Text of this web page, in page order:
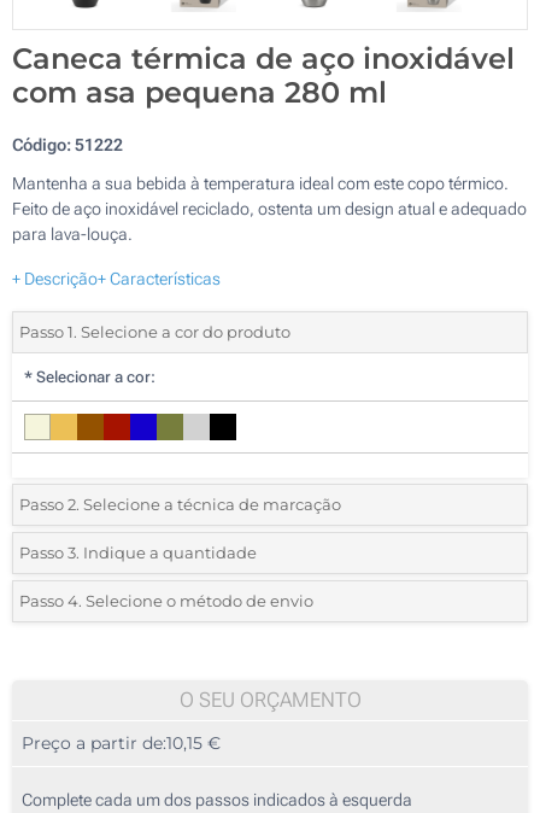
Caneca térmica de aço inoxidável
com asa pequena 280 ml
Código:51222
Mantenha a sua bebida à temperatura ideal com este copo térmico.
Feito de aço inoxidável reciclado, ostenta um design atual e adequado
para lava-louça.
+ Descrição+ Características
Passo 1. Selecione a cor do produto
* Selecionar a cor:
Passo 2. Selecione a técnica de marcação
*Selecione o tipo de marcação e as cores do logotipo:
Gravação a laser (Num lado)
Passo 3. Indique a quantidade
*Quantidade mínima:5
10
25
Passo 4. Selecione o método de envio
O SEU ORÇAMENTO
Preço a partir de:10,15 €
Complete cada um dos passos indicados à esquerda